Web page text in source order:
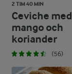
2 TIM 40 MIN
Ceviche med
mango och
koriander
(56)